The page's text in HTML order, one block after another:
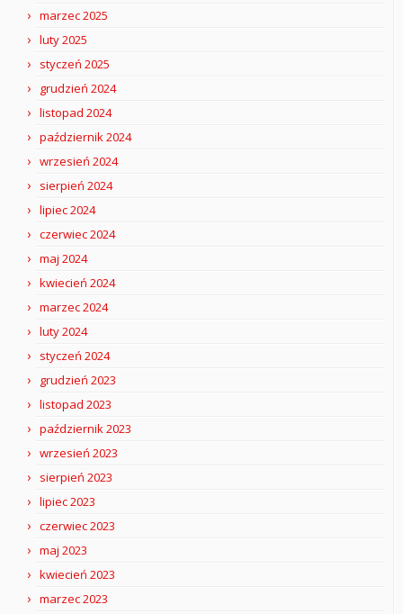
marzec 2025
luty 2025
styczeń 2025
grudzień 2024
listopad 2024
październik 2024
wrzesień 2024
sierpień 2024
lipiec 2024
czerwiec 2024
maj 2024
kwiecień 2024
marzec 2024
luty 2024
styczeń 2024
grudzień 2023
listopad 2023
październik 2023
wrzesień 2023
sierpień 2023
lipiec 2023
czerwiec 2023
maj 2023
kwiecień 2023
marzec 2023